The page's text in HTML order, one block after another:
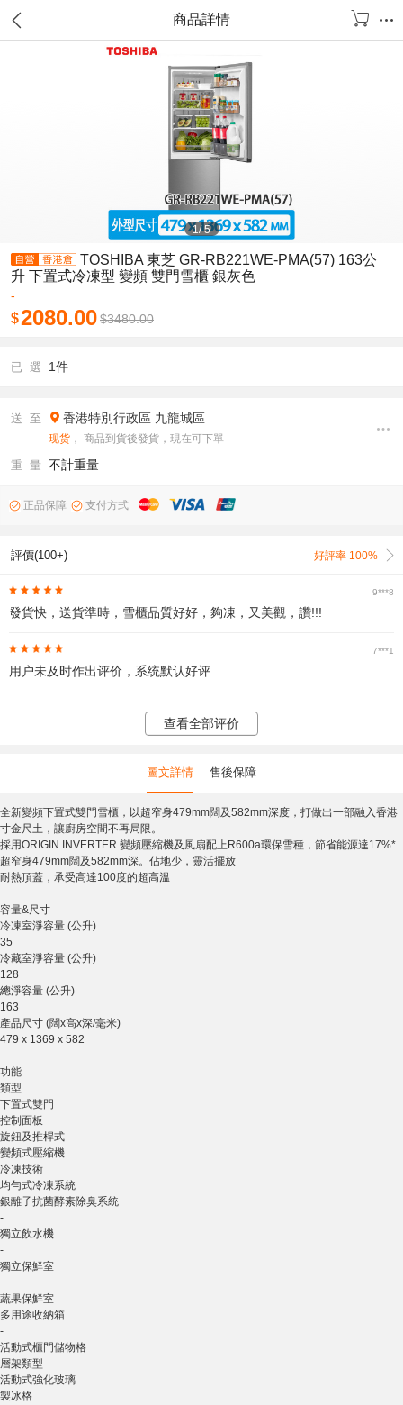
商品詳情
1/5
TOSHIBA 東芝 GR-RB221WE-PMA(57) 163公
升 下置式冷凍型 變頻 雙門雪櫃 銀灰色
-
$2080.00$3480.00
已 選 1件
送 至 香港特別行政區 九龍城區
现货 ， 商品到貨後發貨，現在可下單
重 量 不計重量
正品保障 支付方式
評價(100+) 好評率 100%
9***8
發貨快，送貨準時，雪櫃品質好好，夠凍，又美觀，讚!!!
7***1
用户未及时作出评价，系统默认好评
查看全部评价
圖文詳情 售後保障
全新變頻下置式雙門雪櫃，以超窄身479mm闊及582mm深度，打做出一部融入香港
寸金尺土，讓廚房空間不再局限。
採用ORIGIN INVERTER 變頻壓縮機及風扇配上R600a環保雪種，節省能源達17%*
超窄身479mm闊及582mm深。佔地少，靈活擺放
耐熱頂蓋，承受高達100度的超高溫
容量&尺寸
冷凍室淨容量 (公升)
35
冷藏室淨容量 (公升)
128
總淨容量 (公升)
163
產品尺寸 (闊x高x深/毫米)
479 x 1369 x 582
功能
類型
下置式雙門
控制面板
旋鈕及推桿式
變頻式壓縮機
冷凍技術
均勻式冷凍系統
銀離子抗菌酵素除臭系統
-
獨立飲水機
-
獨立保鮮室
-
蔬果保鮮室
多用途收納箱
-
活動式櫃門儲物格
層架類型
活動式強化玻璃
製冰格